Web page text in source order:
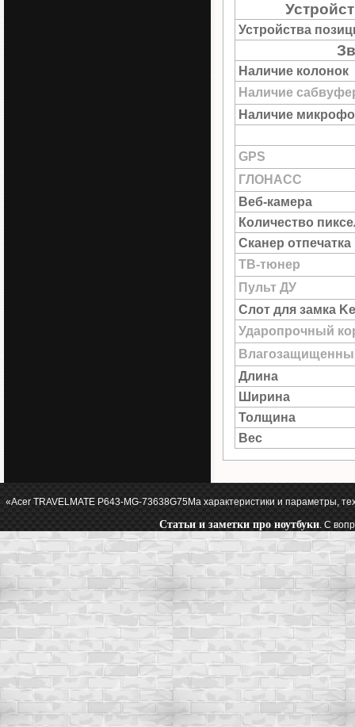
Устройства
Наличие колонок
Наличие
Наличие
GPS
ГЛОНАСС
Веб-камера
Количество
Сканер
ТВ-тюнер
Пульт ДУ
Слот для замка
Ударопрочный
Длина
Ширина
Толщина
Вес
«Acer TRAVELMATE P643-MG-73638G75Ma характеристики и параметры,
Статьи и заметки про ноутбуки. С